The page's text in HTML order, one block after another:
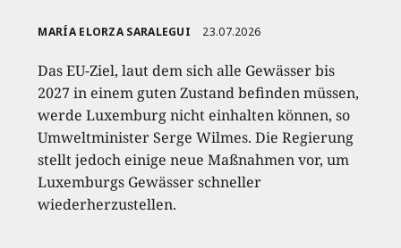
MARÍA ELORZA SARALEGUI 23.07.2026
Das EU-Ziel, laut dem sich alle Gewässer bis
2027 in einem guten Zustand befinden müssen,
werde Luxemburg nicht einhalten können, so
Umweltminister Serge Wilmes. Die Regierung
stellt jedoch einige neue Maßnahmen vor, um
Luxemburgs Gewässer schneller
wiederherzustellen.